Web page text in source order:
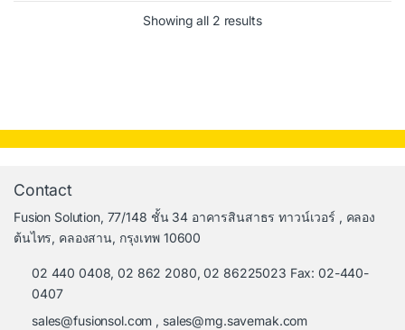
Showing all 2 results
Contact
Fusion Solution, 77/148 ชั้น 34 อาคารสินสาธร ทาวน์เวอร์ , คลอง
ต้นไทร, คลองสาน, กรุงเทพ 10600
02 440 0408, 02 862 2080, 02 86225023 Fax: 02-440-
0407
sales@fusionsol.com , sales@mg.savemak.com